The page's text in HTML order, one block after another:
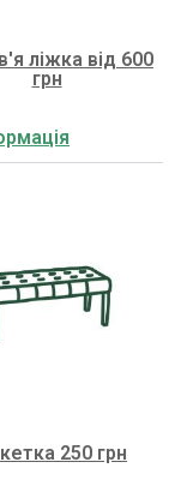
ліжка від 600
грн
250 грн